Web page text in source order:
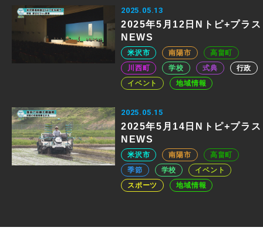
2025.05.13
2025年5月12日Nトピ+プラス
NEWS
米沢市 南陽市
高畠町
川西町
学校 式典
行政
イベント
地域情報
2025.05.15
2025年5月14日Nトピ+プラス
NEWS
米沢市 南陽市
高畠町
季節
学校
イベント
スポーツ
地域情報